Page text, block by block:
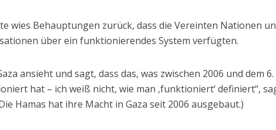
wies Behauptungen zurück, dass die Vereinten Nationen
über ein funktionierendes System verfügten.
ansieht und sagt, dass das, was zwischen 2006 und dem 6.
hat – ich weiß nicht, wie man ‚funktioniert‘ definiert“,
Hamas hat ihre Macht in Gaza seit 2006 ausgebaut.)